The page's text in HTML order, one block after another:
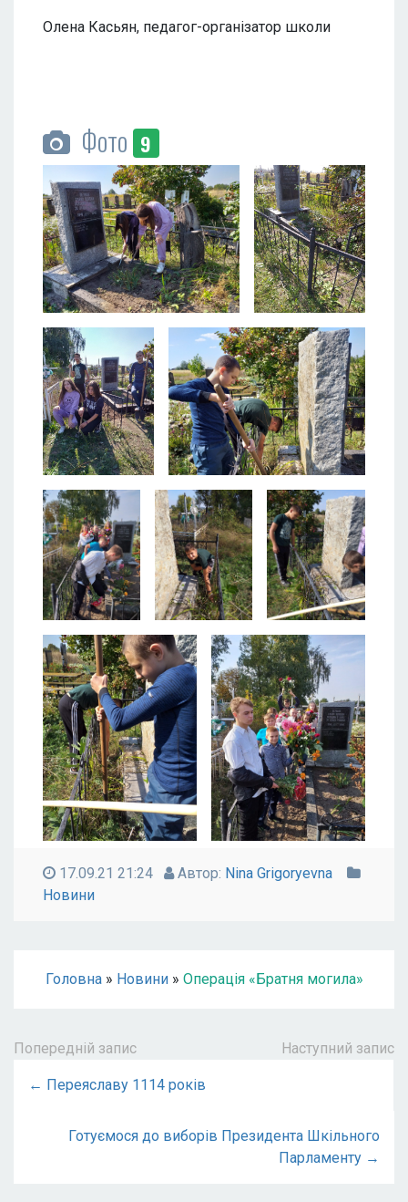
Олена Касьян, педагог-організатор школи
Фото 9
17.09.21 21:24 Автор: Nina Grigoryevna
Новини
Головна» Новини» Операція «Братня могила»
Попередній запис Наступний запис
← Переяславу 1114 років
Готуємося до виборів Президента Шкільного
Парламенту →